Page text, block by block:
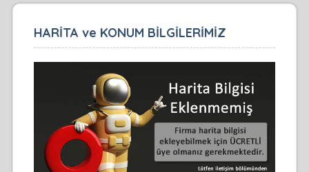
HARİTA ve KONUM BİLGİLERİMİZ